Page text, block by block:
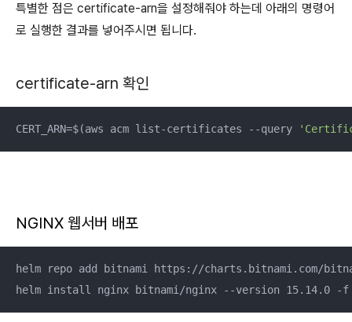
특별한 점은 certificate-arn을 설정해줘야 하는데 아래의 명령어
로 실행한 결과를 넣어주시면 됩니다.
certificate-arn 확인
CERT_ARN=$(aws acm list-certificates --query
NGINX 웹서버 배포
helm repo add bitnami https://charts.bitnami.com/
helm install nginx bitnami/nginx --version 15.14.0 -f